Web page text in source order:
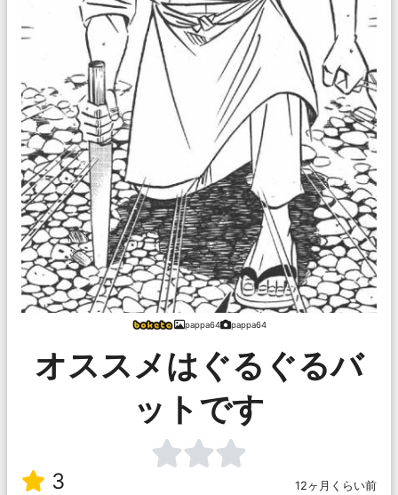
pappa64 pappa64
オススメはぐるぐるバ
ットです
3
12ヶ月くらい前